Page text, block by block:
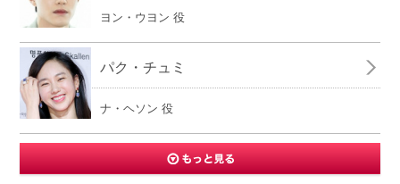
ヨン・ウヨン 役
パク・チュミ
ナ・ヘソン 役